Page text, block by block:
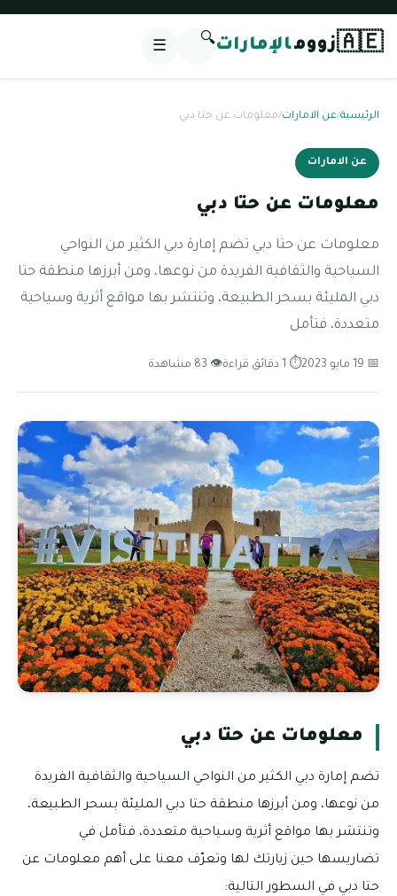
🇦🇪زوومالإمارات🔍
☰
الرئيسية/عن الامارات/معلومات عن حتا دبي
عن الامارات
معلومات عن حتا دبي
معلومات عن حتا دبي تضم إمارة دبي الكثير من النواحي
السياحية والثقافية الفريدة من نوعها، ومن أبرزها منطقة حتا
دبي المليئة بسحر الطبيعة، وتنتشر بها مواقع أثرية وسياحية
متعددة، فتأمل
📅 19 مايو 2023 ⏱ 1 دقائق قراءة 👁 83 مشاهدة
معلومات عن حتا دبي
تضم إمارة دبي الكثير من النواحي السياحية والثقافية الفريدة
من نوعها، ومن أبرزها منطقة حتا دبي المليئة بسحر الطبيعة،
وتنتشر بها مواقع أثرية وسياحية متعددة، فتأمل في
تضاريسها حين زيارتك لها وتعرّف معنا على أهم معلومات عن
حتا دبي في السطور التالية: